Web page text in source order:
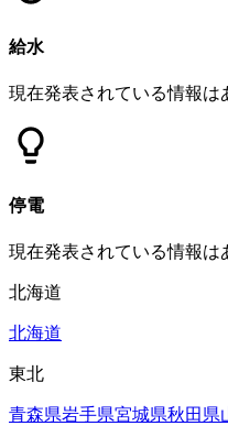
給水
現在発表されている情報は
停電
現在発表されている情報は
北海道
北海道
東北
青森県岩手県宮城県秋田県